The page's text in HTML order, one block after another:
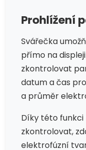
Prohlížení
Svářečka
přímo na
zkontrolovat
datum a čas
a průměr
Díky této
zkontrolovat,
elektrofúzní